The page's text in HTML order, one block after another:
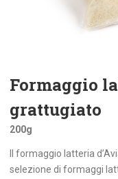
Formaggio
grattugiato
200g
Il formaggio latteria
selezione di formaggi